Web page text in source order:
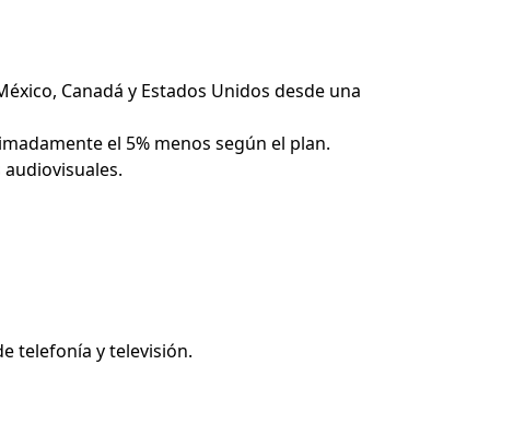
Canadá y Estados Unidos desde una
el 5% menos según el plan.
telefonía y televisión.